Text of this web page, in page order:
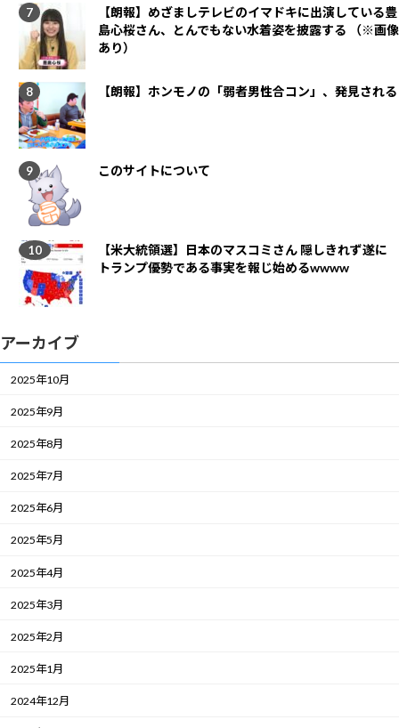
【朗報】めざましテレビのイマドキに出演している豊
島心桜さん、とんでもない水着姿を披露する （※画像
あり）
【朗報】ホンモノの「弱者男性合コン」、発見される
このサイトについて
【米大統領選】日本のマスコミさん 隠しきれず遂に
トランプ優勢である事実を報じ始めるwwww
アーカイブ
2025年10月
2025年9月
2025年8月
2025年7月
2025年6月
2025年5月
2025年4月
2025年3月
2025年2月
2025年1月
2024年12月